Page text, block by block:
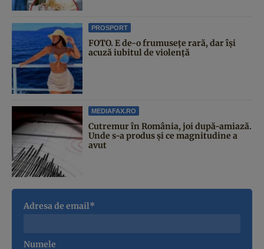
PROSPORT
FOTO. E de-o frumusețe rară, dar își
acuză iubitul de violență
MEDIAFAX.RO
Cutremur în România, joi după-amiază.
Unde s-a produs și ce magnitudine a
avut
Adresa de email*
Numele